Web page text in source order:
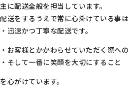
主に配送全般を担当しています。
配送をするうえで常に心掛けている事は
・迅速かつ丁寧な配送です。
・お客様とかかわらせていただく際へ
・そして一番に笑顔を大切にすること
を心がけています。